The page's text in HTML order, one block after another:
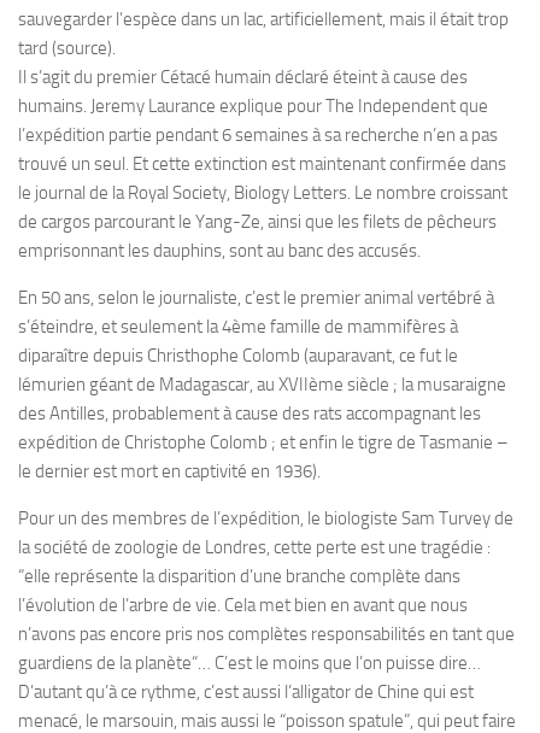
sauvegarder l’espèce dans un lac, artificiellement, mais il était trop
tard (source).
Il s’agit du premier Cétacé humain déclaré éteint à cause des
humains. Jeremy Laurance explique pour The Independent que
l’expédition partie pendant 6 semaines à sa recherche n’en a pas
trouvé un seul. Et cette extinction est maintenant confirmée dans
le journal de la Royal Society, Biology Letters. Le nombre croissant
de cargos parcourant le Yang-Ze, ainsi que les filets de pêcheurs
emprisonnant les dauphins, sont au banc des accusés.
En 50 ans, selon le journaliste, c’est le premier animal vertébré à
s’éteindre, et seulement la 4ème famille de mammifères à
diparaître depuis Christhophe Colomb (auparavant, ce fut le
lémurien géant de Madagascar, au XVIIème siècle ; la musaraigne
des Antilles, probablement à cause des rats accompagnant les
expédition de Christophe Colomb ; et enfin le tigre de Tasmanie –
le dernier est mort en captivité en 1936).
Pour un des membres de l’expédition, le biologiste Sam Turvey de
la société de zoologie de Londres, cette perte est une tragédie :
“elle représente la disparition d’une branche complète dans
l’évolution de l’arbre de vie. Cela met bien en avant que nous
n’avons pas encore pris nos complètes responsabilités en tant que
guardiens de la planète“… C’est le moins que l’on puisse dire…
D’autant qu’à ce rythme, c’est aussi l’alligator de Chine qui est
menacé, le marsouin, mais aussi le “poisson spatule”, qui peut faire